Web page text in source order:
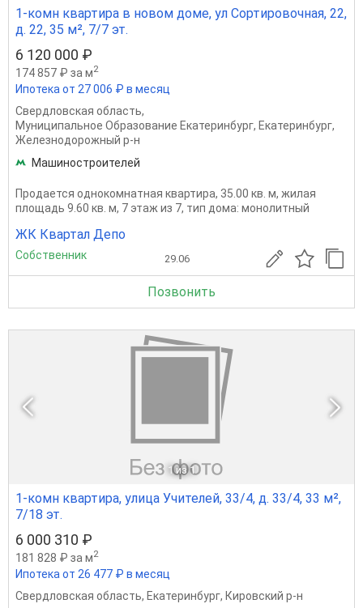
1-комн квартира в новом доме, ул Сортировочная, 22,
д. 22, 35 м², 7/7 эт.
6 120 000 ₽
174 857 ₽ за м2
Ипотека от 27 006 ₽ в месяц
Свердловская область,
Муниципальное Образование Екатеринбург, Екатеринбург,
Железнодорожный р-н
Машиностроителей
Продается однокомнатная квартира, 35.00 кв. м, жилая
площадь 9.60 кв. м, 7 этаж из 7, тип дома: монолитный
ЖК Квартал Депо
Собственник 29.06
Позвонить
1 из 1
1-комн квартира, улица Учителей, 33/4, д. 33/4, 33 м²,
7/18 эт.
6 000 310 ₽
181 828 ₽ за м2
Ипотека от 26 477 ₽ в месяц
Свердловская область, Екатеринбург, Кировский р-н